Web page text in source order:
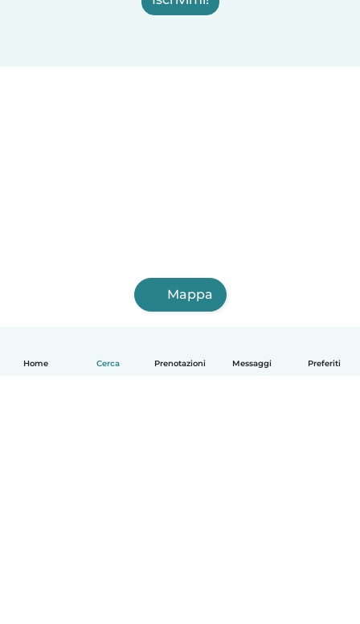
Home Cerca Prenotazioni Messaggi Preferiti
Mappa